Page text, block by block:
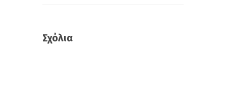
Σχόλια